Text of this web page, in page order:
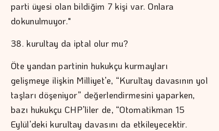
parti üyesi olan bildiğim 7 kişi var. Onlara
dokunulmuyor."
38. kurultay da iptal olur mu?
Öte yandan partinin hukukçu kurmayları
gelişmeye ilişkin Milliyet’e, “Kurultay davasının yol
taşları döşeniyor” değerlendirmesini yaparken,
bazı hukukçu CHP’liler de, “Otomatikman 15
Eylül’deki kurultay davasını da etkileyecektir.